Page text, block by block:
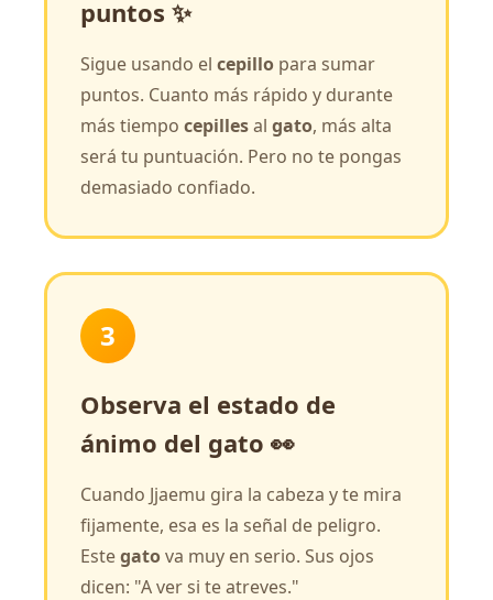
puntos ✨
Sigue usando el cepillo para sumar
puntos. Cuanto más rápido y durante
más tiempo cepillesal gato, más alta
será tu puntuación. Pero no te pongas
demasiado confiado.
3
Observa el estado de
ánimo del gato 👀
Cuando Jjaemu gira la cabeza y te mira
fijamente, esa es la señal de peligro.
Estegatova muy en serio. Sus ojos
dicen: "A ver si te atreves."